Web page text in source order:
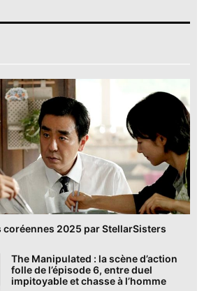
coréennes 2025 par StellarSisters
The Manipulated : la scène d’action
folle de l’épisode 6, entre duel
impitoyable et chasse à l’homme